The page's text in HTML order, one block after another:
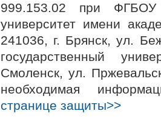
999.153.02 при ФГБОУ
университет имени
241036, г. Брянск, ул.
государственный
Смоленск, ул.
необходимая
странице защиты>>